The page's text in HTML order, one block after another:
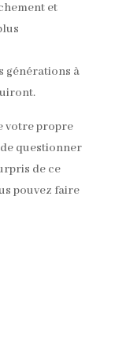
et
générations à
votre propre
questionner
de ce
pouvez faire